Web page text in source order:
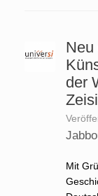
Neu
der
Mit